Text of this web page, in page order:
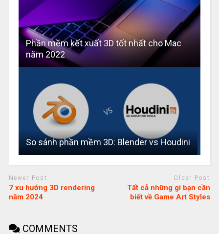
Phần mềm kết xuất 3D tốt nhất cho Mac
năm 2022
So sánh phần mềm 3D: Blender vs Houdini
Newer Post
7 xu hướng 3D rendering
năm 2024
Older Post
Tất cả những gì bạn cần
biết về Game Art Styles
COMMENTS